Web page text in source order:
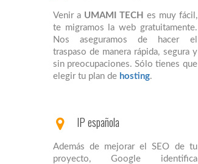
Venir a UMAMI TECH es muy fácil,
te migramos la web gratuitamente.
Nos aseguramos de hacer el
traspaso de manera rápida, segura y
sin preocupaciones. Sólo tienes que
elegir tu plan de hosting.
IP española
Además de mejorar el SEO de tu
proyecto, Google identifica